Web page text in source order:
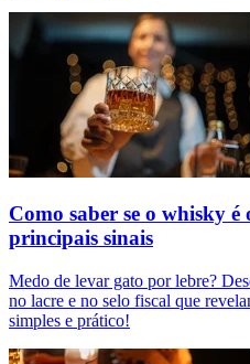
Como saber se o whisky
principais sinais
Medo de levar gato por lebre?
no lacre e no selo fiscal que
simples e prático!